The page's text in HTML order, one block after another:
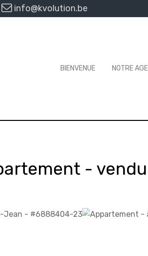
info@kvolution.be
BIENVENUE NOTRE
- vendu